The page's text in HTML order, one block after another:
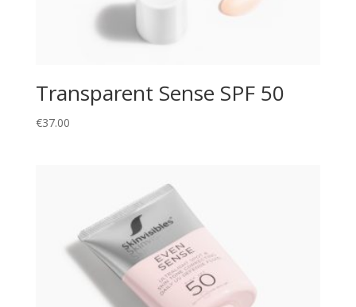
Transparent Sense SPF 50
€37.00